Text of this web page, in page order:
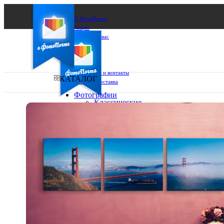
О ФотоПочте
Акции
Сделаем за вас
Бизнесу
FAQ
Франшиза
Поддержка и контакты
Оплата и доставка
Выберите из списка:
КАТАЛОГ
Фотографии
Классические
13х18
15х20
20х20
20х30
30х30
30х40